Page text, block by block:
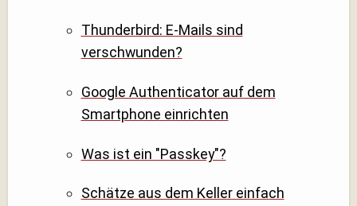
Thunderbird: E-Mails sind
verschwunden?
Google Authenticator auf dem
Smartphone einrichten
Was ist ein "Passkey"?
Schätze aus dem Keller einfach